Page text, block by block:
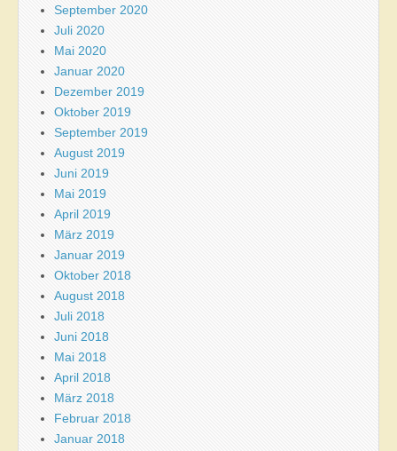
September 2020
Juli 2020
Mai 2020
Januar 2020
Dezember 2019
Oktober 2019
September 2019
August 2019
Juni 2019
Mai 2019
April 2019
März 2019
Januar 2019
Oktober 2018
August 2018
Juli 2018
Juni 2018
Mai 2018
April 2018
März 2018
Februar 2018
Januar 2018